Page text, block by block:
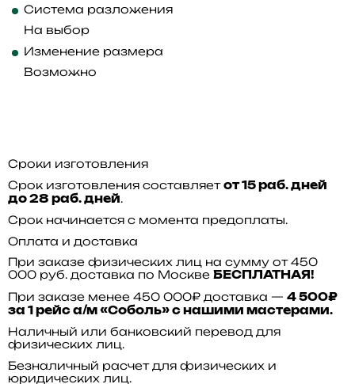
Система разложения
На выбор
Изменение размера
Возможно
Сроки изготовления
Срок изготовления составляет от 15 раб. дней
до 28 раб. дней.
Срок начинается с момента предоплаты.
Оплата и доставка
При заказе физических лиц на сумму от 450
000 руб. доставка по Москве БЕСПЛАТНАЯ!
При заказе менее 450 000₽ доставка — 4 500₽
за 1 рейс а/м «Соболь» с нашими мастерами.
Наличный или банковский перевод для
физических лиц.
Безналичный расчет для физических и
юридических лиц.